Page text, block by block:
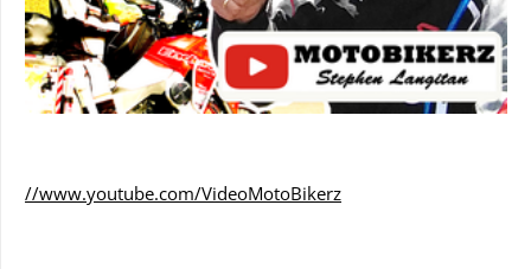
//www.youtube.com/VideoMotoBikerz